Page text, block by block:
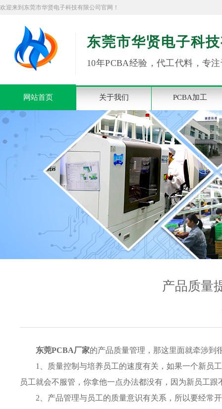
欢迎来到东莞市华贤电子科技有限公司官网！
东莞市华贤电子科
10年PCBA经验，代工代料，专
网站首页 关于我们 PCBA加工
产品质量
东莞PCBA厂家的产品质量管理，那这里面就牵涉到
1、质量控制与培养员工的速度有关，如果一个新员
员工就会不服管，你拿他一点办法都没有，因为新员工
2、产品管理与员工的质量意识有关系，所以要经常